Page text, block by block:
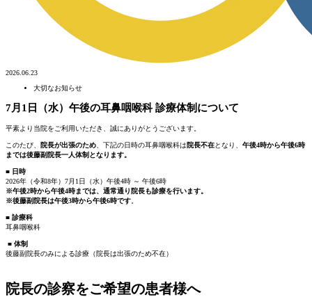
2026.06.23
大切なお知らせ
7月1日（水）午後の耳鼻咽喉科 診療体制について
平素より当院をご利用いただき、誠にありがとうございます。
このたび、 院長が出張のため 、下記の日時の耳鼻咽喉科は院長不在となり、 午後4時から午後6時
までは後藤副院長一人体制となります。
■ 日時
2026年（令和8年）7月1日（水）午後4時 ～ 午後6時
※午後2時から午後4時までは、通常通り院長も診療を行います。
※後藤副院長は午後3時から午後6時です
■ 診療科
耳鼻咽喉科
■ 体制
後藤副院長のみによる診療（院長は出張のため不在）
院長の診察をご希望の患者様へ